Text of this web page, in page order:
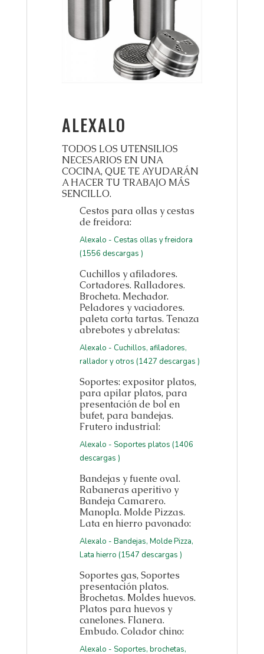
ALEXALO
TODOS LOS UTENSILIOS
NECESARIOS EN UNA
COCINA, QUE TE AYUDARÁN
A HACER TU TRABAJO MÁS
SENCILLO.
Cestos para ollas y cestas
de freidora:
Alexalo - Cestas ollas y freidora
(1556 descargas )
Cuchillos y afiladores.
Cortadores. Ralladores.
Brocheta. Mechador.
Peladores y vaciadores.
paleta corta tartas. Tenaza
abrebotes y abrelatas:
Alexalo - Cuchillos, afiladores,
rallador y otros (1427 descargas )
Soportes: expositor platos,
para apilar platos, para
presentación de bol en
bufet, para bandejas.
Frutero industrial:
Alexalo - Soportes platos (1406
descargas )
Bandejas y fuente oval.
Rabaneras aperitivo y
Bandeja Camarero.
Manopla. Molde Pizzas.
Lata en hierro pavonado:
Alexalo - Bandejas, Molde Pizza,
Lata hierro (1547 descargas )
Soportes gas, Soportes
presentación platos.
Brochetas. Moldes huevos.
Platos para huevos y
canelones. Flanera.
Embudo. Colador chino:
Alexalo - Soportes, brochetas,